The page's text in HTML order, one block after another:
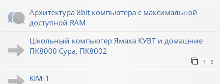
Архитектура 8bit компьютера с максимальной
доступной RAM
Школьный компьютер Ямаха КУВТ и домашние
ПК8000 Сура, ПК8002
1 2
KIM-1